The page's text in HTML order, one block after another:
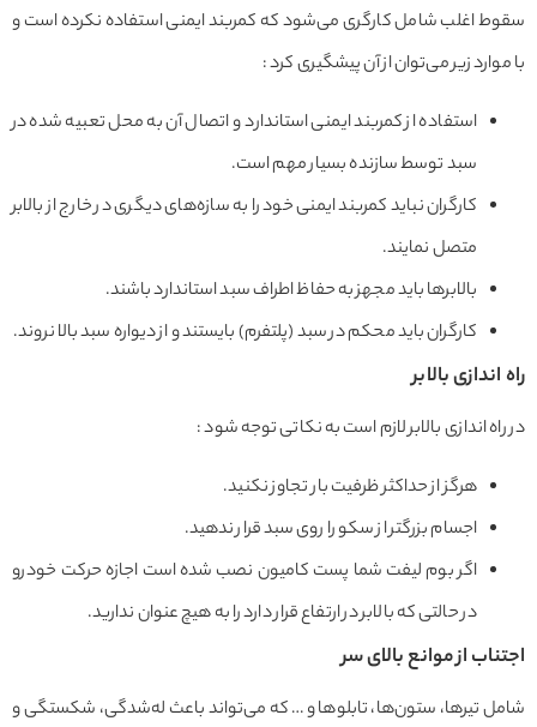
اغلب شامل کارگری می‌شود که کمربند ایمنی استفاده نکرده است و
زیر می‌توان از آن پیشگیری کرد :
استفاده از کمربند ایمنی استاندارد و اتصال آن به محل تعبیه شده در
سبد توسط سازنده بسیار مهم است.
کارگران نباید کمربند ایمنی خود را به سازه‌های دیگری در خارج از بالابر
متصل نمایند.
بالابرها باید مجهز به حفاظ اطراف سبد استاندارد باشند.
کارگران باید محکم در سبد (پلتفرم) بایستند و از دیواره سبد بالا نروند.
بالابر
اندازی بالابر لازم است به نکاتی توجه شود :
هرگز از حداکثر ظرفیت بار تجاوز نکنید.
اجسام بزرگتر از سکو را روی سبد قرار ندهید.
اگر بوم لیفت شما پست کامیون نصب شده است اجازه حرکت خودرو
در حالتی که بالابر در ارتفاع قرار دارد را به هیچ عنوان ندارید.
از موانع بالای سر
تیرها، ستون‌ها، تابلوها و … که می‌تواند باعث له‌شدگی، شکستگی و